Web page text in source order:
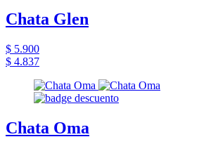
Chata Glen
$ 5.900
$ 4.837
Chata Oma